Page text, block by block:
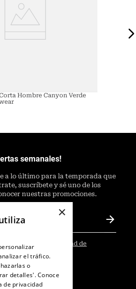
Hombre Canyon Verde
semanales!
a lo último para la temporada que
suscríbete y sé uno de los
nuestras promociones.
Políticas de Privacidad de
×
el tráfico.
o
detalles'. Conoce
de privacidad